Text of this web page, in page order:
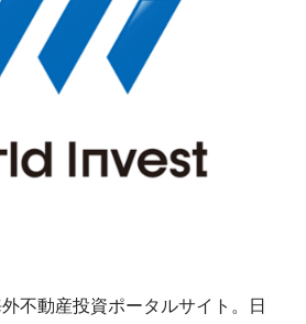
不動産投資ポータルサイト。日